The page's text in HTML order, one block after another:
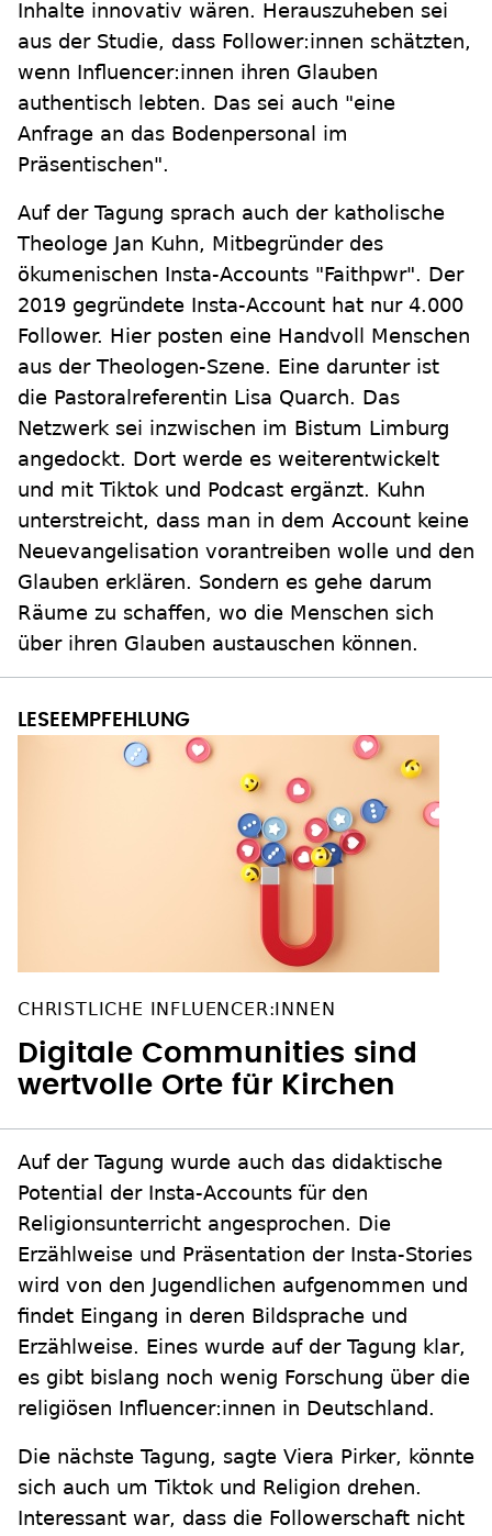
Inhalte innovativ wären. Herauszuheben sei
aus der Studie, dass Follower:innen schätzten,
wenn Influencer:innen ihren Glauben
authentisch lebten. Das sei auch "eine
Anfrage an das Bodenpersonal im
Präsentischen".
Auf der Tagung sprach auch der katholische
Theologe Jan Kuhn, Mitbegründer des
ökumenischen Insta-Accounts "Faithpwr". Der
2019 gegründete Insta-Account hat nur 4.000
Follower. Hier posten eine Handvoll Menschen
aus der Theologen-Szene. Eine darunter ist
die Pastoralreferentin Lisa Quarch. Das
Netzwerk sei inzwischen im Bistum Limburg
angedockt. Dort werde es weiterentwickelt
und mit Tiktok und Podcast ergänzt. Kuhn
unterstreicht, dass man in dem Account keine
Neuevangelisation vorantreiben wolle und den
Glauben erklären. Sondern es gehe darum
Räume zu schaffen, wo die Menschen sich
über ihren Glauben austauschen können.
CHRISTLICHE INFLUENCER:INNEN
Digitale Communities sind
wertvolle Orte für Kirchen
Auf der Tagung wurde auch das didaktische
Potential der Insta-Accounts für den
Religionsunterricht angesprochen. Die
Erzählweise und Präsentation der Insta-Stories
wird von den Jugendlichen aufgenommen und
findet Eingang in deren Bildsprache und
Erzählweise. Eines wurde auf der Tagung klar,
es gibt bislang noch wenig Forschung über die
religiösen Influencer:innen in Deutschland.
Die nächste Tagung, sagte Viera Pirker, könnte
sich auch um Tiktok und Religion drehen.
Interessant war, dass die Followerschaft nicht